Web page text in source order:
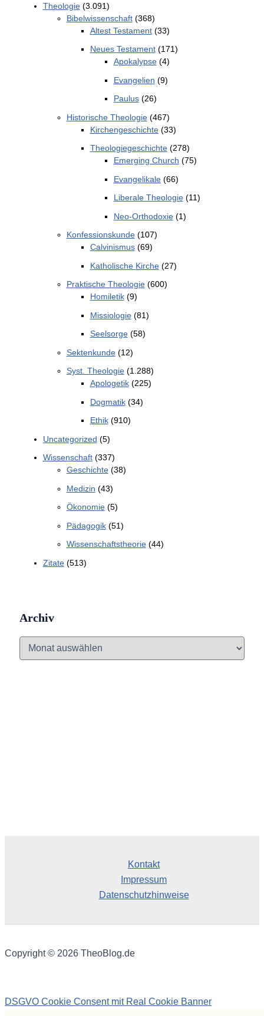
Theologie(3.091)
Bibelwissenschaft(368)
Altest Testament(33)
Neues Testament(171)
Apokalypse(4)
Evangelien (9)
Paulus(26)
Historische Theologie(467)
Kirchengeschichte(33)
Theologiegeschichte(278)
Emerging Church (75)
Evangelikale(66)
Liberale Theologie(11)
Neo-Orthodoxie(1)
Konfessionskunde(107)
Calvinismus(69)
Katholische Kirche(27)
Praktische Theologie(600)
Homiletik(9)
Missiologie(81)
Seelsorge(58)
Sektenkunde(12)
Syst. Theologie(1.288)
Apologetik(225)
Dogmatik(34)
Ethik(910)
Uncategorized (5)
Wissenschaft(337)
Geschichte(38)
Medizin (43)
Ökonomie(5)
Pädagogik(51)
Wissenschaftstheorie(44)
Zitate(513)
Archiv
Kontakt
Impressum
Datenschutzhinweise
Copyright © 2026 TheoBlog.de
DSGVO Cookie Consent mit Real Cookie Banner